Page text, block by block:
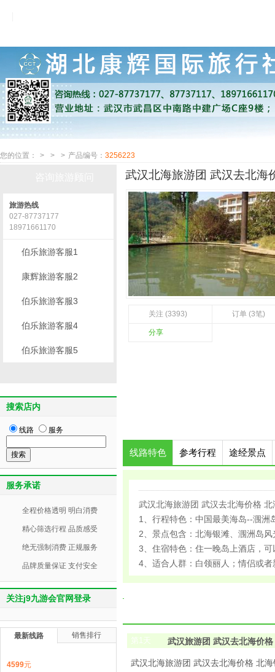
您的位置： > > > 产品编号： 3256223
武汉北海旅游团 武汉去北海
关注 (3393) 订单 (3笔)
分享
线路特色 参考行程 途经景点
武汉北海旅游团 武汉去北海价格
1、行程特色：中国最美海岛--涠洲
2、景点包含：北海银滩、涠洲岛
3、住宿特色：住一晚岛上酒店，
4、适合人群：白领丽人；情侣或
第1天 武汉旅游团 武汉去北海价
武汉北海旅游团 武汉去北海价格 北
旅游热线
027-87737177
18971661170
伯乐旅游客服1
康辉旅游客服2
伯乐旅游客服3
伯乐旅游客服4
伯乐旅游客服5
搜索店内
线路 服务
服务承诺
全程价格透明 明白消费
精心筛选行程 品质感受
绝无强制消费 正规服务
品牌质量保证 支付安全
关注j9九游会官网登录
最新线路 销售排行
4599元